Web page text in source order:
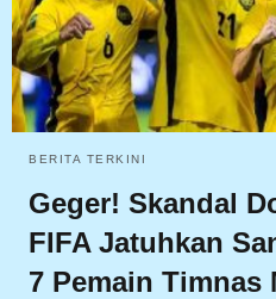
BERITA TERKINI
Geger! Skandal
FIFA Jatuhkan
7 Pemain Timnas